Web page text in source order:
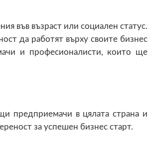
във възраст или социален статус.
да работят върху своите бизнес
и професионалисти, които ще
предприемачи в цялата страна и
за успешен бизнес старт.